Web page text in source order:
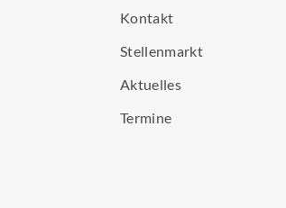
Kontakt
Stellenmarkt
Aktuelles
Termine